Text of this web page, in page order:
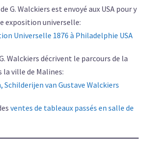
G. Walckiers est envoyé aux USA pour y
exposition universelle:
Universelle 1876 à Philadelphie USA
Walckiers décrivent le parcours de la
la ville de Malines:
Schilderijen van Gustave Walckiers
ventes de tableaux passés en salle de